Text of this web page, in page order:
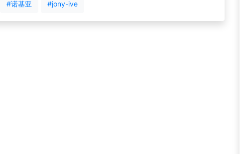
#诺基亚 #jony-ive